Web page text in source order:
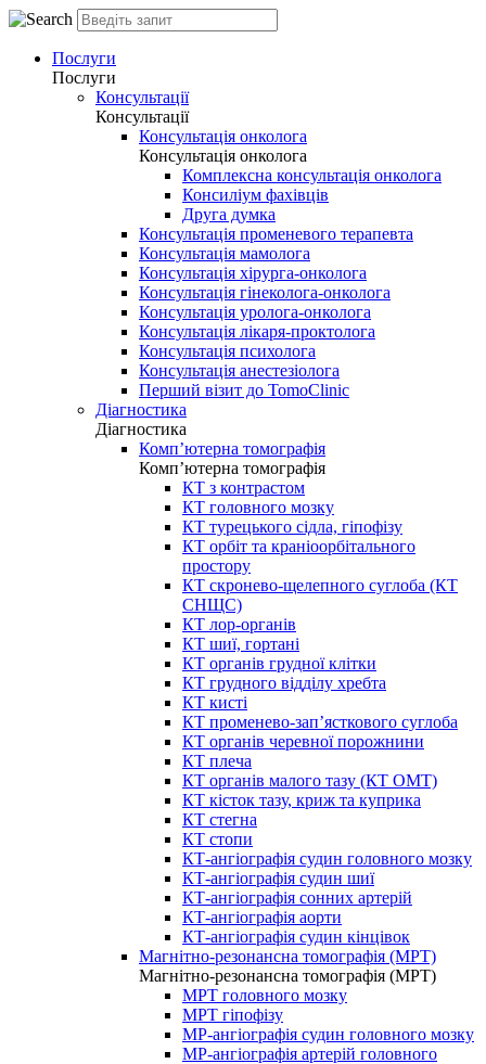
Послуги
Послуги
Консультації
Консультації
Консультація онколога
Консультація онколога
Комплексна консультація онколога
Консиліум фахівців
Друга думка
Консультація променевого терапевта
Консультація мамолога
Консультація хірурга-онколога
Консультація гінеколога-онколога
Консультація уролога-онколога
Консультація лікаря-проктолога
Консультація психолога
Консультація анестезіолога
Перший візит до TomoClinic
Діагностика
Діагностика
Комп’ютерна томографія
Комп’ютерна томографія
КТ з контрастом
КТ головного мозку
КТ турецького сідла, гіпофізу
КТ орбіт та краніоорбітального
простору
КТ скронево-щелепного суглоба (КТ
СНЩС)
КТ лор-органів
КТ шиї, гортані
КТ органів грудної клітки
КТ грудного відділу хребта
КТ кисті
КТ променево-зап’ясткового суглоба
КТ органів черевної порожнини
КТ плеча
КТ органів малого тазу (КТ ОМТ)
КТ кісток тазу, криж та куприка
КТ стегна
КТ стопи
КТ-ангіографія судин головного мозку
КТ-ангіографія судин шиї
КТ-ангіографія сонних артерій
КТ-ангіографія аорти
КТ-ангіографія судин кінцівок
Магнітно-резонансна томографія (МРТ)
Магнітно-резонансна томографія (МРТ)
МРТ головного мозку
МРТ гіпофізу
МР-ангіографія судин головного мозку
МР-ангіографія артерій головного